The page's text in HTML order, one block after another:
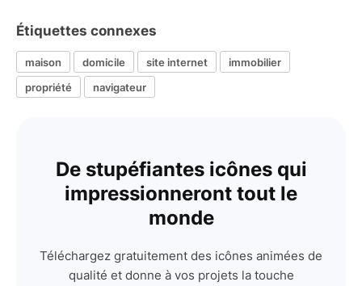
Étiquettes connexes
maison domicile site internet
immobilier
propriété
navigateur
De stupéfiantes icônes qui
impressionneront tout le
monde
Téléchargez gratuitement des icônes animées de
qualité et donne à vos projets la touche